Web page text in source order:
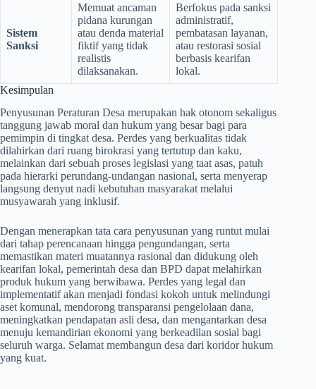
Sistem
Sanksi
Memuat ancaman
pidana kurungan
atau denda material
fiktif yang tidak
realistis
dilaksanakan.
Berfokus pada sanksi
administratif,
pembatasan layanan,
atau restorasi sosial
berbasis kearifan
lokal.
Kesimpulan
Penyusunan Peraturan Desa merupakan hak otonom sekaligus
tanggung jawab moral dan hukum yang besar bagi para
pemimpin di tingkat desa. Perdes yang berkualitas tidak
dilahirkan dari ruang birokrasi yang tertutup dan kaku,
melainkan dari sebuah proses legislasi yang taat asas, patuh
pada hierarki perundang-undangan nasional, serta menyerap
langsung denyut nadi kebutuhan masyarakat melalui
musyawarah yang inklusif.
Dengan menerapkan tata cara penyusunan yang runtut mulai
dari tahap perencanaan hingga pengundangan, serta
memastikan materi muatannya rasional dan didukung oleh
kearifan lokal, pemerintah desa dan BPD dapat melahirkan
produk hukum yang berwibawa. Perdes yang legal dan
implementatif akan menjadi fondasi kokoh untuk melindungi
aset komunal, mendorong transparansi pengelolaan dana,
meningkatkan pendapatan asli desa, dan mengantarkan desa
menuju kemandirian ekonomi yang berkeadilan sosial bagi
seluruh warga. Selamat membangun desa dari koridor hukum
yang kuat.